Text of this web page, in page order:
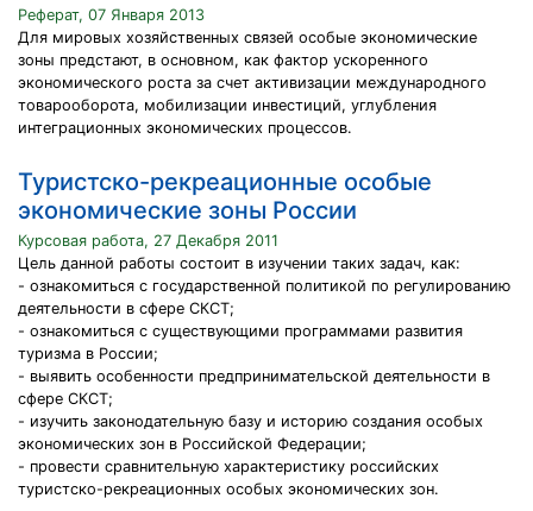
Реферат, 07 Января 2013
Для мировых хозяйственных связей особые экономические
зоны предстают, в основном, как фактор ускоренного
экономического роста за счет активизации международного
товарооборота, мобилизации инвестиций, углубления
интеграционных экономических процессов.
Туристско-рекреационные особые
экономические зоны России
Курсовая работа, 27 Декабря 2011
Цель данной работы состоит в изучении таких задач, как:
- ознакомиться с государственной политикой по регулированию
деятельности в сфере СКСТ;
- ознакомиться с существующими программами развития
туризма в России;
- выявить особенности предпринимательской деятельности в
сфере СКСТ;
- изучить законодательную базу и историю создания особых
экономических зон в Российской Федерации;
- провести сравнительную характеристику российских
туристско-рекреационных особых экономических зон.